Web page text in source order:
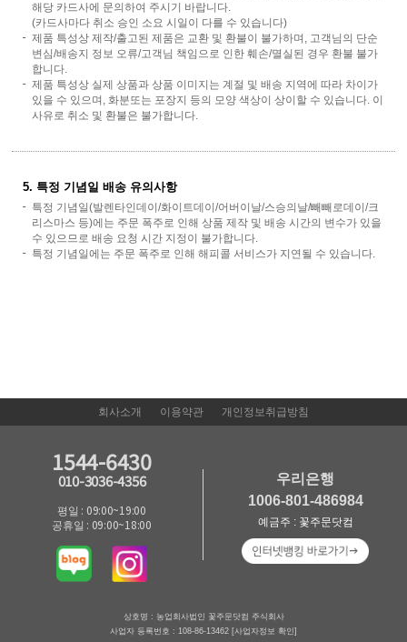
해당 카드사에 문의하여 주시기 바랍니다.
(카드사마다 취소 승인 소요 시일이 다를 수 있습니다)
제품 특성상 제작/출고된 제품은 교환 및 환불이 불가하며, 고객님의 단순
변심/배송지 정보 오류/고객님 책임으로 인한 훼손/멸실된 경우 환불 불가
합니다.
제품 특성상 실제 상품과 상품 이미지는 계절 및 배송 지역에 따라 차이가
있을 수 있으며, 화분또는 포장지 등의 모양 색상이 상이할 수 있습니다. 이
사유로 취소 및 환불은 불가합니다.
5. 특정 기념일 배송 유의사항
특정 기념일(발렌타인데이/화이트데이/어버이날/스승의날/빼빼로데이/크
리스마스 등)에는 주문 폭주로 인해 상품 제작 및 배송 시간의 변수가 있을
수 있으므로 배송 요청 시간 지정이 불가합니다.
특정 기념일에는 주문 폭주로 인해 해피콜 서비스가 지연될 수 있습니다.
회사소개 이용약관 개인정보취급방침
1544-6430
010-3036-4356
평일 : 09:00~19:00
공휴일 : 09:00~18:00
우리은행
1006-801-486984
예금주 : 꽃주문닷컴
상호명 : 농업회사법인 꽃주문닷컴 주식회사
사업자 등록번호 : 108-86-13462 [사업자정보 확인]